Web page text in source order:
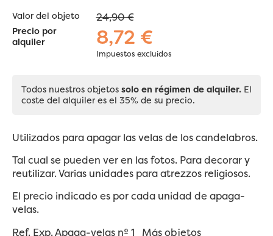
Valor del objeto 24,90 €
Precio por
alquiler
8,72 €
Impuestos excluidos
Todos nuestros objetos solo en régimen de alquiler. El
coste del alquiler es el 35% de su precio.
Utilizados para apagar las velas de los candelabros.
Tal cual se pueden ver en las fotos. Para decorar y
reutilizar. Varias unidades para atrezzos religiosos.
El precio indicado es por cada unidad de apaga-
velas.
Ref. Exp. Apaga-velas nº 1 Más objetos